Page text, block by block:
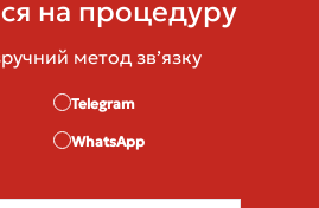
на процедуру
метод звʼязку
Telegram
WhatsApp